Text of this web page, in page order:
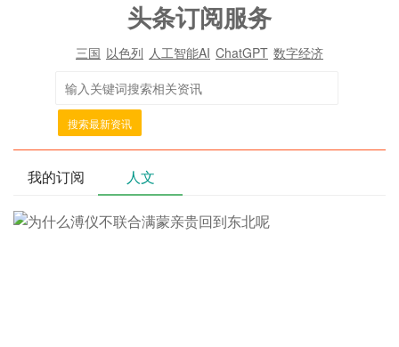
头条订阅服务
三国 以色列 人工智能AI ChatGPT 数字经济
搜索最新资讯
我的订阅 人文